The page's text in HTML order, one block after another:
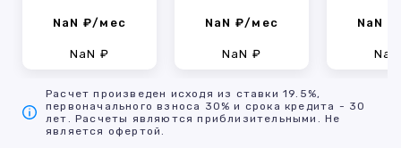
NaN ₽/мес
NaN ₽
NaN ₽/мес
NaN ₽
NaN
Расчет произведен исходя из ставки 19.5%,
первоначального взноса 30% и срока кредита - 30
лет. Расчеты являются приблизительными. Не
является офертой.